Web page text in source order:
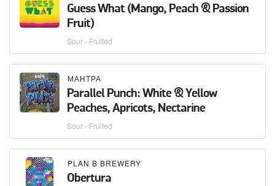
Guess What (Mango, Peach & Passion
Fruit)
Sour - Fruited
МАНТРА
Parallel Punch: White & Yellow
Peaches, Apricots, Nectarine
Sour - Fruited
PLAN B BREWERY
Obertura